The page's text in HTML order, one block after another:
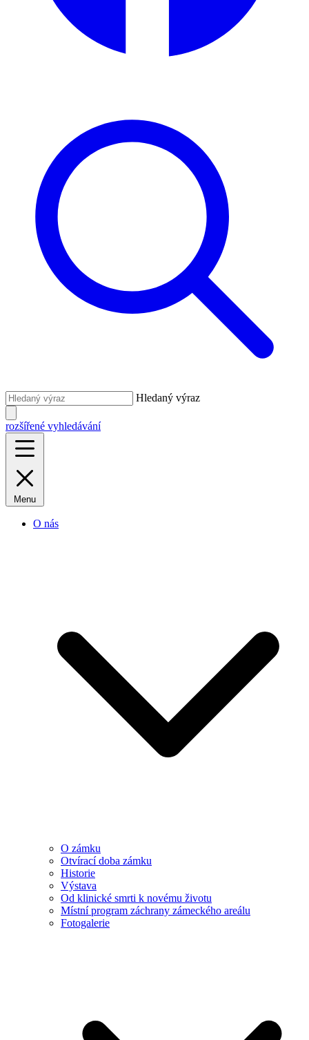
Hledaný výraz
rozšířené vyhledávání
Menu
O nás
O zámku
Otvírací doba zámku
Historie
Výstava
Od klinické smrti k novému životu
Místní program záchrany zámeckého areálu
Fotogalerie